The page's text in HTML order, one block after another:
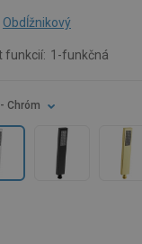
Obdĺžnikový
funkcií: 1-funkčná
- Chróm